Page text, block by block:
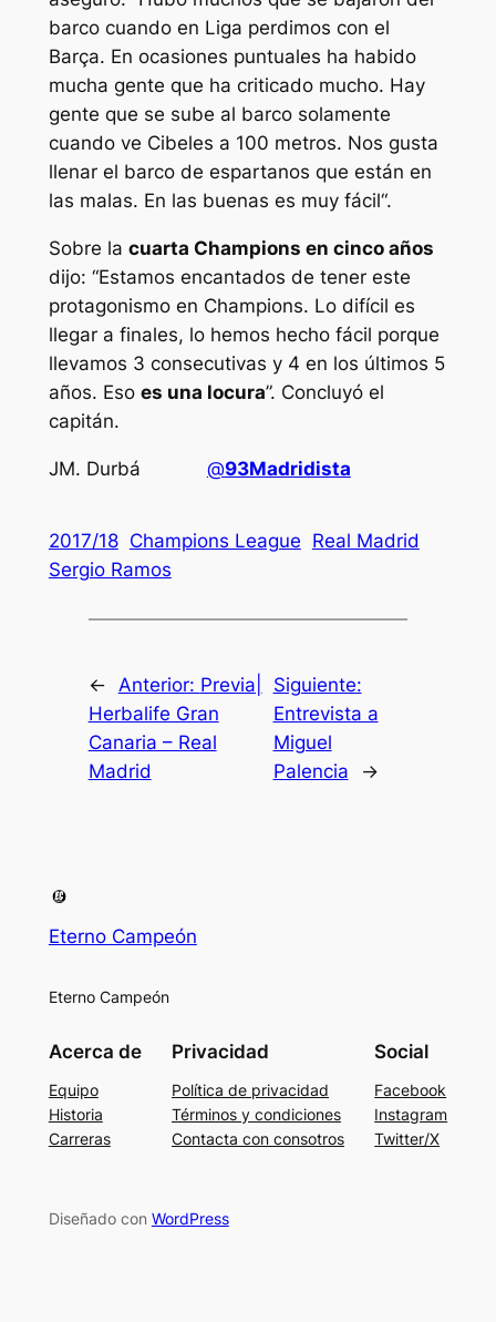
barco cuando en Liga perdimos con el
Barça. En ocasiones puntuales ha habido
mucha gente que ha criticado mucho. Hay
gente que se sube al barco solamente
cuando ve Cibeles a 100 metros. Nos gusta
llenar el barco de espartanos que están en
las malas. En las buenas es muy fácil“.
Sobre la cuarta Champions en cinco años
dijo: “Estamos encantados de tener este
protagonismo en Champions. Lo difícil es
llegar a finales, lo hemos hecho fácil porque
llevamos 3 consecutivas y 4 en los últimos 5
años. Eso es una locura”. Concluyó el
capitán.
JM. Durbá @93Madridista
2017/18 Champions League Real Madrid
Sergio Ramos
← Anterior: Previa|
Herbalife Gran
Canaria – Real
Madrid
Siguiente:
Entrevista a
Miguel
Palencia
→
Eterno Campeón
Eterno Campeón
Acerca de
Equipo
Historia
Carreras
Privacidad
Política de privacidad
Términos y condiciones
Contacta con consotros
Social
Facebook
Instagram
Twitter/X
Diseñado con WordPress